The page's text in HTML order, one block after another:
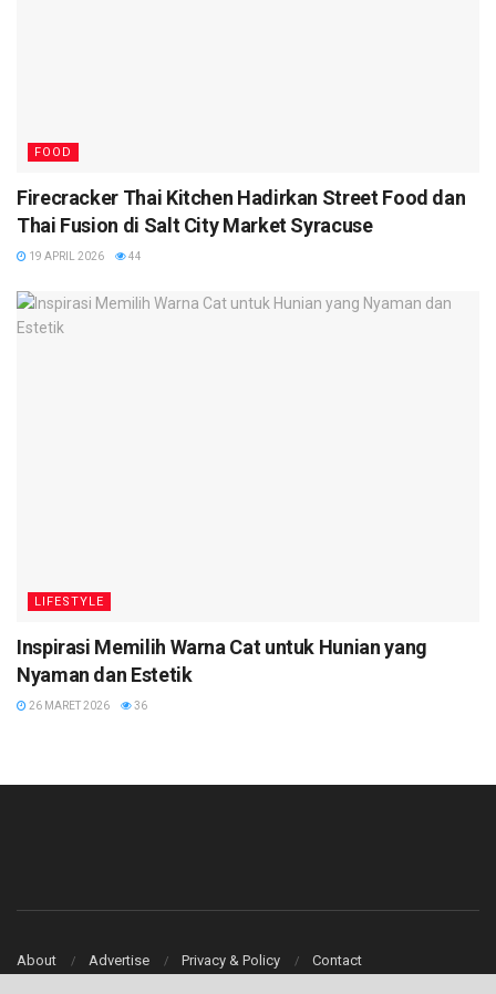
FOOD
Firecracker Thai Kitchen Hadirkan Street Food dan
Thai Fusion di Salt City Market Syracuse
19 APRIL 2026 44
LIFESTYLE
Inspirasi Memilih Warna Cat untuk Hunian yang
Nyaman dan Estetik
26 MARET 2026 36
About Advertise Privacy & Policy Contact